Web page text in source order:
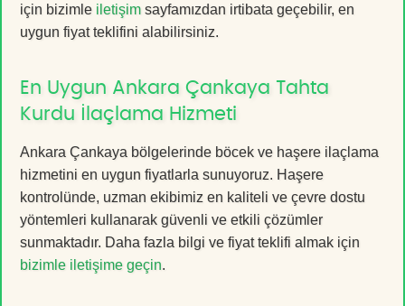
için bizimle iletişim sayfamızdan irtibata geçebilir, en
uygun fiyat teklifini alabilirsiniz.
En Uygun Ankara Çankaya Tahta
Kurdu İlaçlama Hizmeti
Ankara Çankaya bölgelerinde böcek ve haşere ilaçlama
hizmetini en uygun fiyatlarla sunuyoruz. Haşere
kontrolünde, uzman ekibimiz en kaliteli ve çevre dostu
yöntemleri kullanarak güvenli ve etkili çözümler
sunmaktadır. Daha fazla bilgi ve fiyat teklifi almak için
bizimle iletişime geçin.